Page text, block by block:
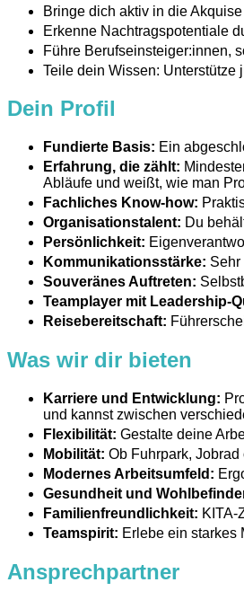
Bringe dich aktiv in die
Erkenne Nachtragspotentiale
Führe Berufseinsteiger:innen,
Teile dein Wissen:
Dein Profil
Fundierte Basis: Ein
Erfahrung, die zählt:
Abläufe und weißt, wie man
Fachliches Know-how:
Organisationstalent: Du
Persönlichkeit:
Kommunikationsstärke: Sehr
Souveränes Auftreten:
Teamplayer mit Leadership-
Reisebereitschaft:
Was wir dir bieten
Karriere und Entwicklung:
und kannst zwischen
Flexibilität: Gestalte deine
Mobilität: Ob Fuhrpark,
Modernes Arbeitsumfeld:
Gesundheit und
Familienfreundlichkeit: KITA-
Teamspirit: Erlebe ein starkes
Ansprechpartner